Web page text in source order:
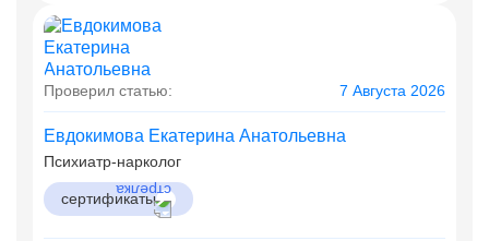
Проверил статью: 7 Августа 2026
Евдокимова Екатерина Анатольевна
Психиатр-нарколог
сертификаты